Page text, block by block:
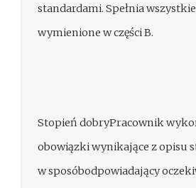
standardami. Spełnia
wymienione w części B.
Stopień dobryPracownik
obowiązki wynikające z opisu
w sposóbodpowiadający